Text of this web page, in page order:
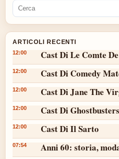
ARTICOLI RECENTI
12:00 Cast Di Le Comte
12:00 Cast Di Comedy
12:00 Cast Di Jane The
12:00 Cast Di
12:00 Cast Di Il Sarto
07:54 Anni 60: storia,